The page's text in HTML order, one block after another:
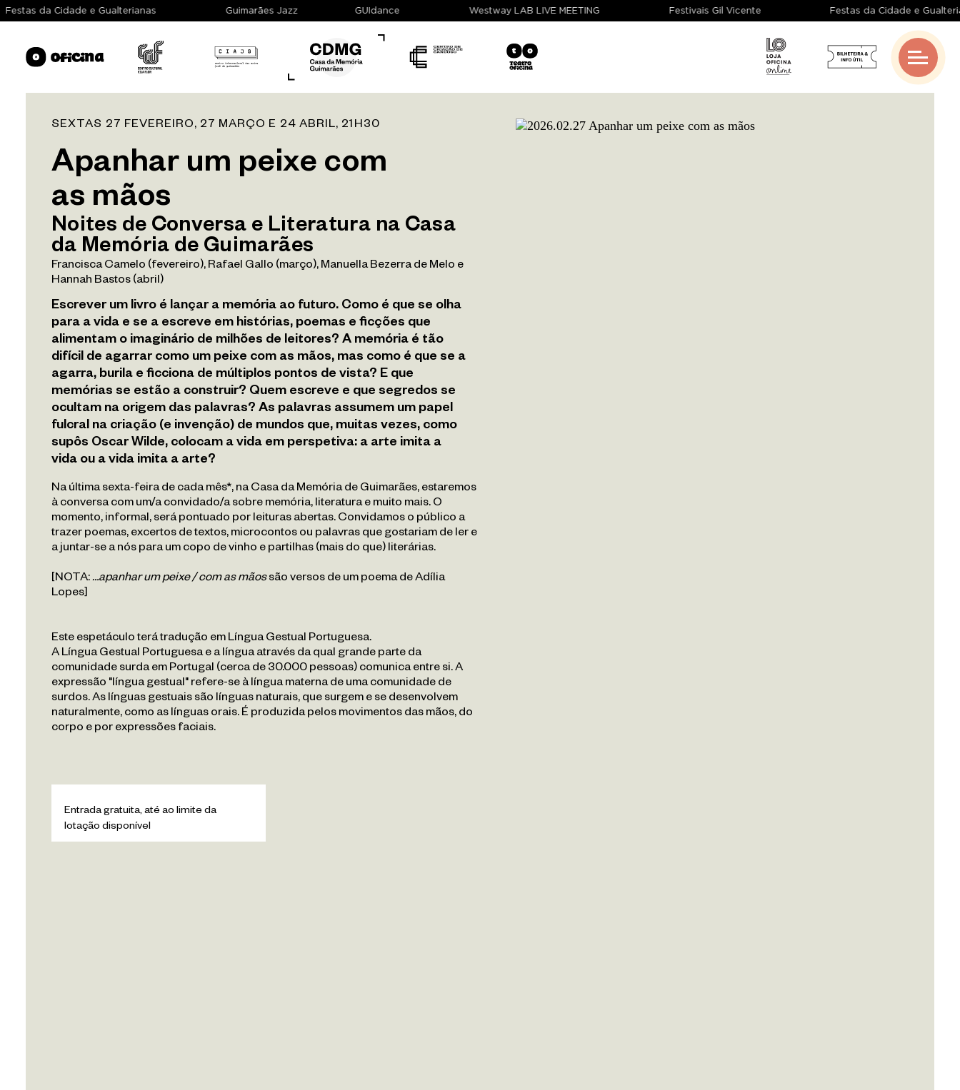
Festas da Cidade e Gualterianas Guimarães Jazz GUIdance Westway LAB LIVE MEETING Festivais Gil Vicente Festas da Cidade e
Sobre
Espaços
Exposição
Programação
Arquivo
Repositório
Veduta
PT EN
SEXTAS 27 FEVEREIRO, 27 MARÇO E 24 ABRIL, 21H30
Apanhar um peixe com
as mãos
Noites de Conversa e Literatura na Casa
da Memória de Guimarães
Francisca Camelo (fevereiro), Rafael Gallo (março), Manuella Bezerra de Melo e
Hannah Bastos (abril)
Escrever um livro é lançar a memória ao futuro. Como é que se olha
para a vida e se a escreve em histórias, poemas e ficções que
alimentam o imaginário de milhões de leitores? A memória é tão
difícil de agarrar como um peixe com as mãos, mas como é que se a
agarra, burila e ficciona de múltiplos pontos de vista? E que
memórias se estão a construir? Quem escreve e que segredos se
ocultam na origem das palavras? As palavras assumem um papel
fulcral na criação (e invenção) de mundos que, muitas vezes, como
supôs Oscar Wilde, colocam a vida em perspetiva: a arte imita a
vida ou a vida imita a arte?
Na última sexta-feira de cada mês*, na Casa da Memória de Guimarães, estaremos
à conversa com um/a convidado/a sobre memória, literatura e muito mais. O
momento, informal, será pontuado por leituras abertas. Convidamos o público a
trazer poemas, excertos de textos, microcontos ou palavras que gostariam de ler e
a juntar-se a nós para um copo de vinho e partilhas (mais do que) literárias.
[NOTA:…apanhar um peixe / com as mãossão versos de um poema de Adília
Lopes]
Este espetáculo terá tradução em Língua Gestual Portuguesa.
A Língua Gestual Portuguesa e a língua através da qual grande parte da
comunidade surda em Portugal (cerca de 30.000 pessoas) comunica entre si. A
expressão "língua gestual" refere-se à língua materna de uma comunidade de
surdos. As línguas gestuais são línguas naturais, que surgem e se desenvolvem
naturalmente, como as línguas orais. É produzida pelos movimentos das mãos, do
corpo e por expressões faciais.
Entrada gratuita, até ao limite da
lotação disponível